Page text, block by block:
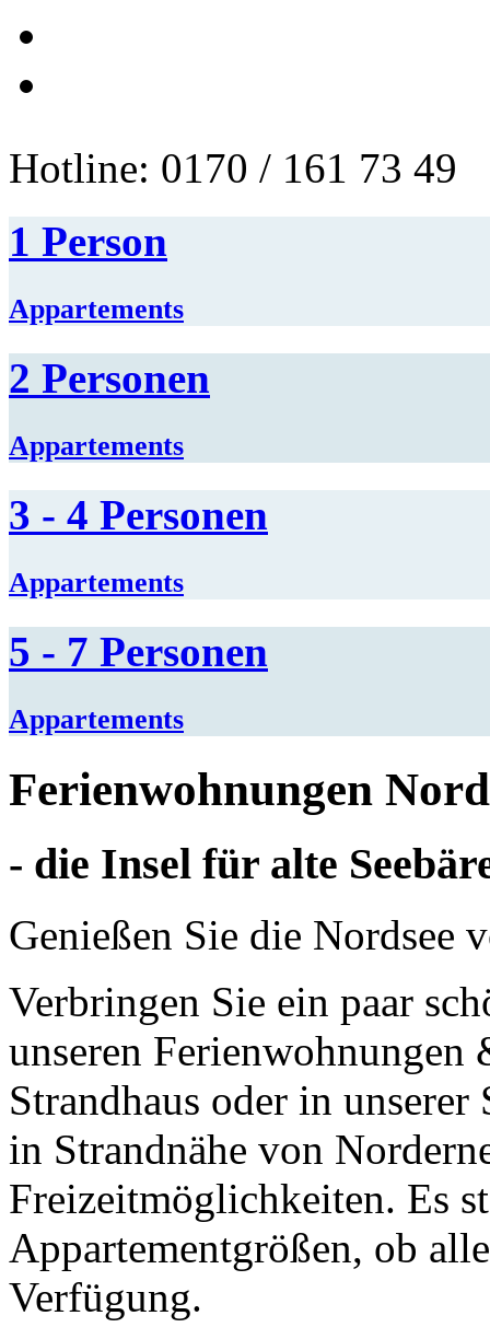
Hotline: 0170 / 161 73 49
1 Person
Appartements
2 Personen
Appartements
3 - 4 Personen
Appartements
5 - 7 Personen
Appartements
Ferienwohnungen
- die Insel für alte
Genießen Sie die Nordsee
Verbringen Sie ein paar
unseren
Strandhaus oder in
in Strandnähe von
Freizeitmöglichkeiten. Es
Appartementgrößen, ob
Verfügung.